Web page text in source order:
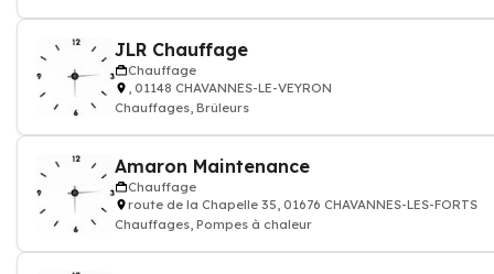
JLR Chauffage
Chauffage
, 01148 CHAVANNES-LE-VEYRON
Chauffages, Brûleurs
Amaron Maintenance
Chauffage
route de la Chapelle 35, 01676 CHAVANNES-LES-FORTS
Chauffages, Pompes à chaleur